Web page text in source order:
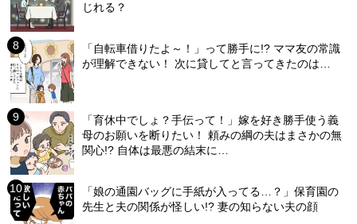
じれる？
「自転車借りたよ～！」って勝手に!? ママ友の常識
が理解できない！ 次に貸してと言ってきたのは…
「育休中でしょ？手伝って！」嫁を好き勝手使う義
母のお願いを断りたい！ 頼みの綱の夫はまさかの無
関心!? 自体は最悪の結末に…
「娘の通園バッグに手紙が入ってる…？」保育園の
先生と夫の関係が怪しい!? 妻の知らない夫の顔